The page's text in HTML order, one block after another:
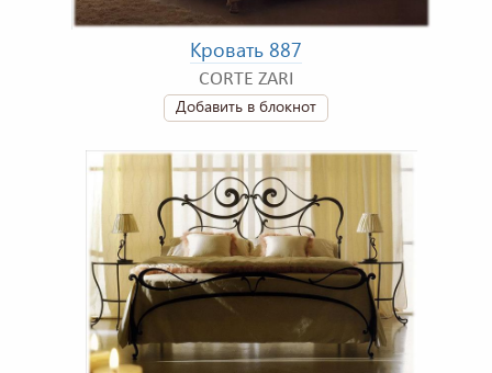
Кровать 887
CORTE ZARI
Добавить в блокнот